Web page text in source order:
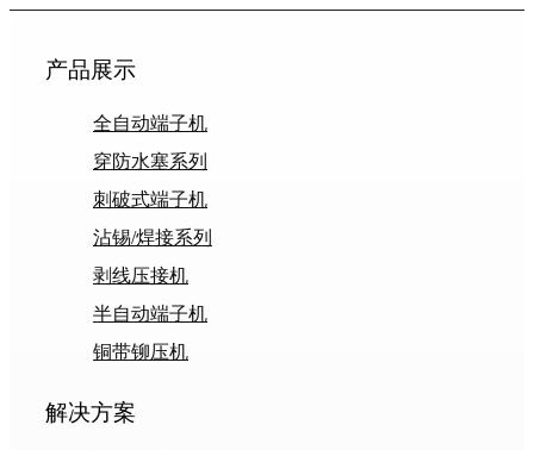
产品展示
全自动端子机
穿防水塞系列
刺破式端子机
沾锡/焊接系列
剥线压接机
半自动端子机
铜带铆压机
解决方案